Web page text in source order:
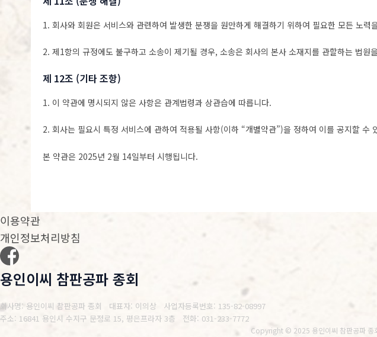
1. 회사와 회원은 서비스와 관련하여 발생한 분쟁을 원만하게 해결하기 위하여 필요한 모든 노력
2. 제1항의 규정에도 불구하고 소송이 제기될 경우, 소송은 회사의 본사 소재지를 관할하는 법원
제 12조 (기타 조항)
1. 이 약관에 명시되지 않은 사항은 관계법령과 상관습에 따릅니다.
2. 회사는 필요시 특정 서비스에 관하여 적용될 사항(이하 “개별약관”)을 정하여 이를 공지할
본 약관은 2025년 2월 14일부터 시행됩니다.
이용약관
개인정보처리방침
용인이씨 참판공파 종회
회사명: 용인이씨 참판공파 종회 대표자: 이의상 사업자등록번호: 135-82-08997
주소: 16841 용인시 수지구 문정로 15, 평은프라자 3층 전화: 031-233-7772
Copyright © 2025 용인이씨 참판공파 종